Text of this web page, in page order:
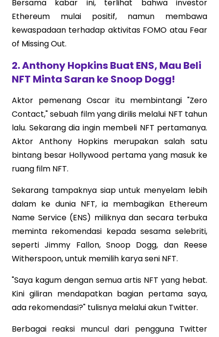
Bersama kabar ini, terlihat bahwa investor
Ethereum mulai positif, namun membawa
kewaspadaan terhadap aktivitas FOMO atau Fear
of Missing Out.
2. Anthony Hopkins Buat ENS, Mau Beli
NFT Minta Saran ke Snoop Dogg!
Aktor pemenang Oscar itu membintangi "Zero
Contact," sebuah film yang dirilis melalui NFT tahun
lalu. Sekarang dia ingin membeli NFT pertamanya.
Aktor Anthony Hopkins merupakan salah satu
bintang besar Hollywood pertama yang masuk ke
ruang film NFT.
Sekarang tampaknya siap untuk menyelam lebih
dalam ke dunia NFT, ia membagikan Ethereum
Name Service (ENS) miliknya dan secara terbuka
meminta rekomendasi kepada sesama selebriti,
seperti Jimmy Fallon, Snoop Dogg, dan Reese
Witherspoon, untuk memilih karya seni NFT.
"Saya kagum dengan semua artis NFT yang hebat.
Kini giliran mendapatkan bagian pertama saya,
ada rekomendasi?" tulisnya melalui akun Twitter.
Berbagai reaksi muncul dari pengguna Twitter